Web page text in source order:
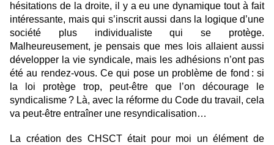
hésitations de la droite, il y a eu une dynamique tout à fait
intéressante, mais qui s’inscrit aussi dans la logique d’une
société plus individualiste qui se protège.
Malheureusement, je pensais que mes lois allaient aussi
développer la vie syndicale, mais les adhésions n’ont pas
été au rendez-vous. Ce qui pose un problème de fond : si
la loi protège trop, peut-être que l’on décourage le
syndicalisme ? Là, avec la réforme du Code du travail, cela
va peut-être entraîner une resyndicalisation…
La création des CHSCT était pour moi un élément de